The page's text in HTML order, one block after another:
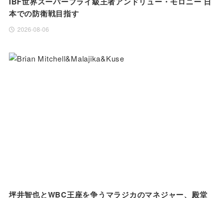
本での防衛戦目指す
2026-08-06
坪井智也とWBC王座を争うマラジカのマネジャー、殿堂